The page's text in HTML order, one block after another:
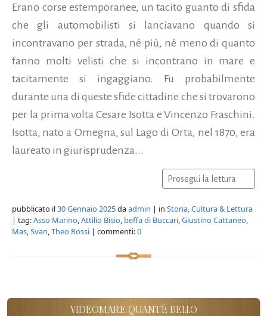
Erano corse estemporanee, un tacito guanto di sfida
che gli automobilisti si lanciavano quando si
incontravano per strada, né più, né meno di quanto
fanno molti velisti che si incontrano in mare e
tacitamente si ingaggiano. Fu probabilmente
durante una di queste sfide cittadine che si trovarono
per la prima volta Cesare Isotta e Vincenzo Fraschini.
Isotta, nato a Omegna, sul Lago di Orta, nel 1870, era
laureato in giurisprudenza...
Prosegui la lettura
pubblicato il30 Gennaio 2025daadmin | in Storia, Cultura & Lettura
| tag:Asso Marino,Attilio Bisio, beffa di Buccari,Giustino Cattaneo,
Mas,Svan,Theo Rossi | commenti:0
VIDEOMARE QUANT'È BELLO